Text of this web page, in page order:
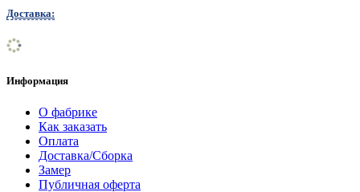
Доставка:
Информация
О фабрике
Как заказать
Оплата
Доставка/Сборка
Замер
Публичная оферта